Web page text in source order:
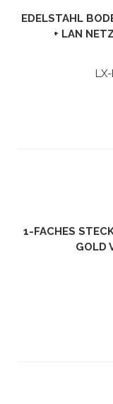
EDELSTAHL
+ LAN
1-FACHES
GOLD